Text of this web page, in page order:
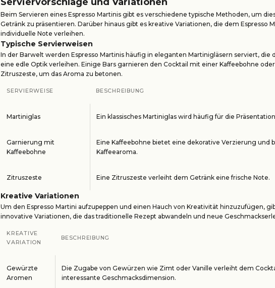
Beim Servieren eines Espresso Martinis gibt es verschiedene typische Methoden, um
Getränk zu präsentieren. Darüber hinaus gibt es kreative Variationen, die dem Espresso
individuelle Note verleihen.
Typische Servierweisen
In der Barwelt werden Espresso Martinis häufig in eleganten Martinigläsern serviert, die
eine edle Optik verleihen. Einige Bars garnieren den Cocktail mit einer Kaffeebohne
Zitruszeste, um das Aroma zu betonen.
SERVIERWEISE BESCHREIBUNG
Martiniglas Ein klassisches Martiniglas wird häufig für die
Garnierung mit
Kaffeebohne
Eine Kaffeebohne bietet eine dekorative Verzierung und
Kaffeearoma.
Zitruszeste Eine Zitruszeste verleiht dem Getränk eine frische Note.
Kreative Variationen
Um den Espresso Martini aufzupeppen und einen Hauch von Kreativität hinzuzufügen,
innovative Variationen, die das traditionelle Rezept abwandeln und neue
KREATIVE
VARIATION
BESCHREIBUNG
Gewürzte
Aromen
Die Zugabe von Gewürzen wie Zimt oder Vanille verleiht dem
interessante Geschmacksdimension.